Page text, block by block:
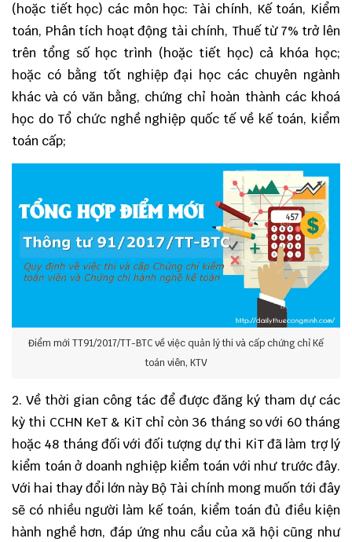
(hoặc tiết học) các môn học: Tài chính, Kế toán, Kiểm
toán, Phân tích hoạt động tài chính, Thuế từ 7% trở lên
trên tổng số học trình (hoặc tiết học) cả khóa học;
hoặc có bằng tốt nghiệp đại học các chuyên ngành
khác và có văn bằng, chứng chỉ hoàn thành các khoá
học do Tổ chức nghề nghiệp quốc tế về kế toán, kiểm
toán cấp;
Điểm mới TT91/2017/TT-BTC về việc quản lý thi và cấp chứng chỉ Kế
toán viên, KTV
2. Về thời gian công tác để được đăng ký tham dự các
kỳ thi CCHN KeT & KiT chỉ còn 36 tháng so với 60 tháng
hoặc 48 tháng đối với đối tượng dự thi KiT đã làm trợ lý
kiểm toán ở doanh nghiệp kiểm toán với như trước đây.
Với hai thay đổi lớn này Bộ Tài chính mong muốn tới đây
sẽ có nhiều người làm kế toán, kiểm toán đủ điều kiện
hành nghề hơn, đáp ứng nhu cầu của xã hội cũng như